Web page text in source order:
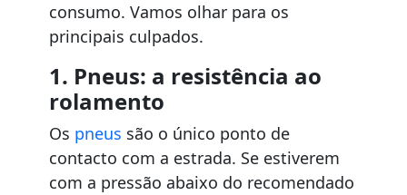
consumo. Vamos olhar para os
principais culpados.
1. Pneus: a resistência ao
rolamento
Os pneus são o único ponto de
contacto com a estrada. Se estiverem
com a pressão abaixo do recomendado